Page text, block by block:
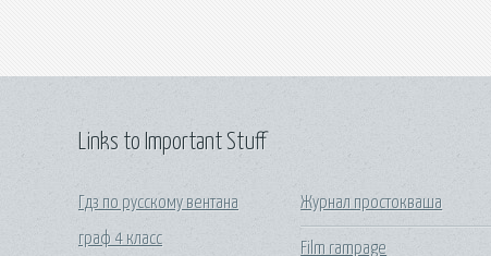
Links to Important Stuff
Гдз по русскому вентана
граф 4 класс
Журнал простокваша
Film rampage